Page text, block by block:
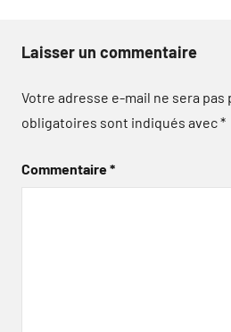
Laisser un commentaire
Votre adresse e-mail ne sera pas
obligatoires sont indiqués avec*
Commentaire*